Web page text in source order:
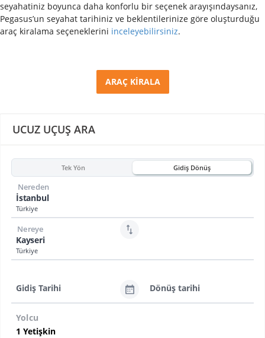
UCUZ UÇUŞ ARA
Tek Yön Gidiş Dönüş
İstanbul
Türkiye
Nereden
Kayseri
Türkiye
Nereye
Gidiş Tarihi Dönüş tarihi
Yolcu
seyahatiniz boyunca daha konforlu bir seçenek arayışındaysanız,
Pegasus’un seyahat tarihiniz ve beklentilerinize göre oluşturduğu
araç kiralama seçeneklerini inceleyebilirsiniz.
ARAÇ KİRALA